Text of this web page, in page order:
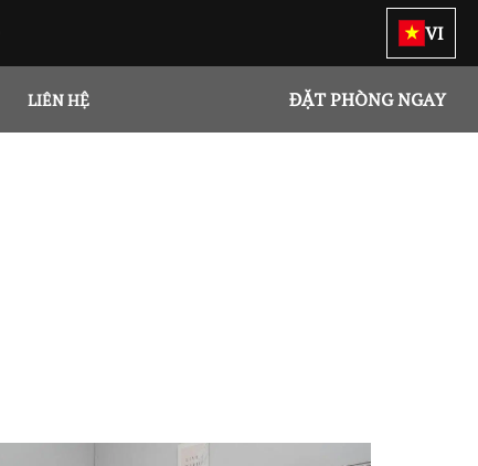
VI
LIÊN HỆ ĐẶT PHÒNG NGAY